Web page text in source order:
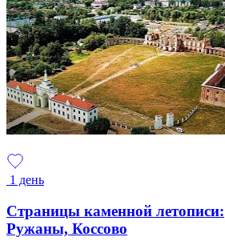
1 день
Страницы каменной летописи:
Ружаны, Коссово